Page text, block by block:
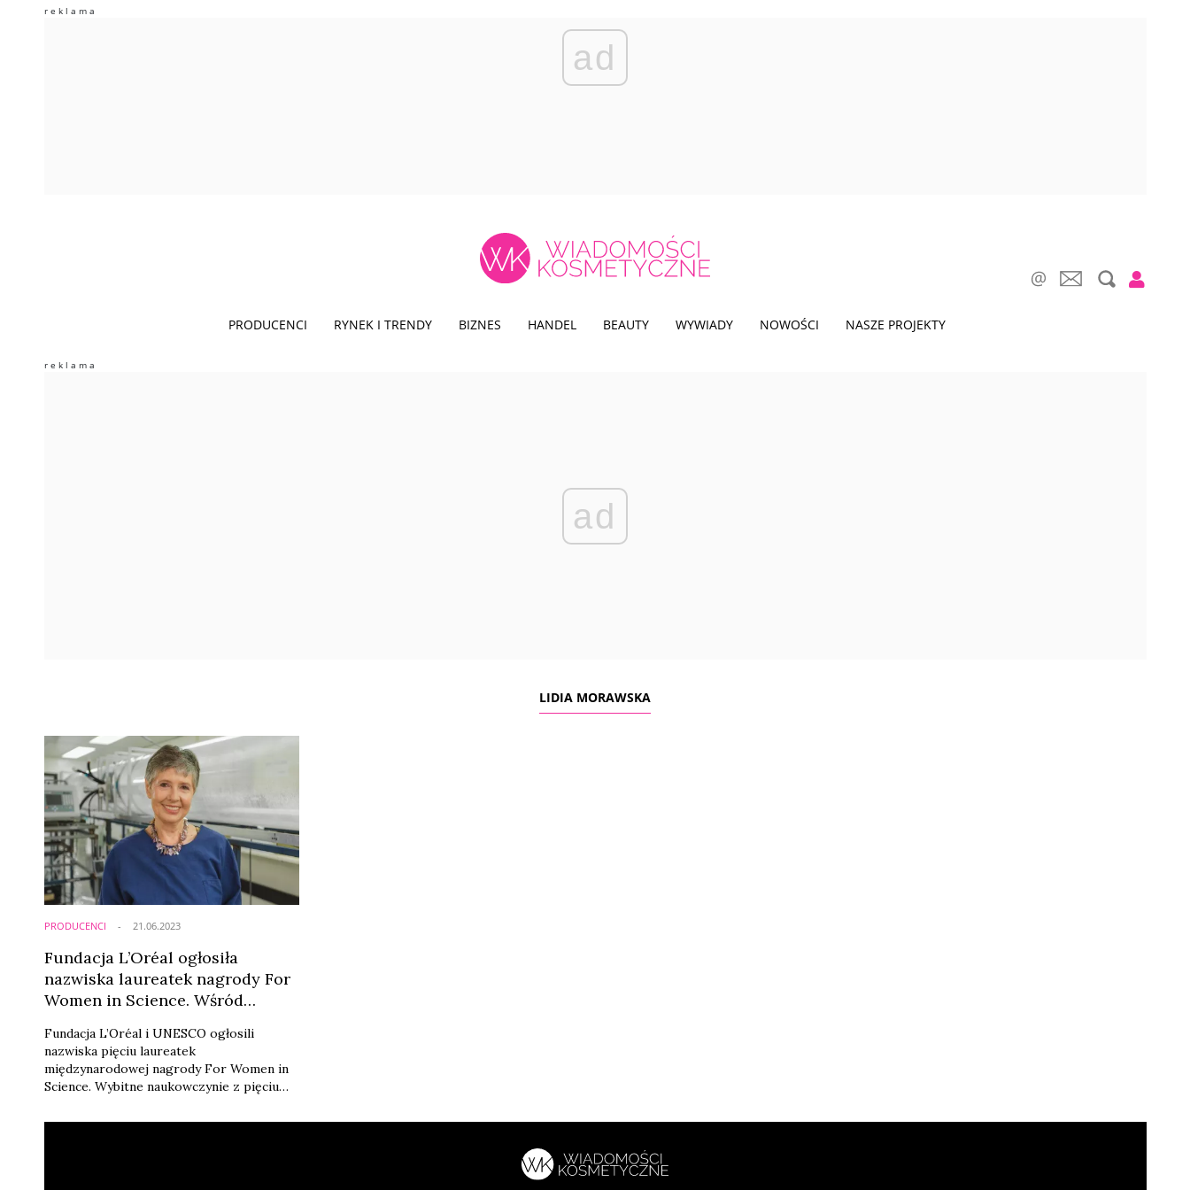
ad
PRODUCENCI RYNEK I TRENDY BIZNES HANDEL BEAUTY WYWIADY NOWOŚCI NASZE PROJEKTY
ad
LIDIA MORAWSKA
PRODUCENCI
Fundacja L’Oréal ogłosiła
nazwiska laureatek nagrody For
Women in Science. Wśród
Polka
Fundacja L’Oréal i UNESCO ogłosili
nazwiska pięciu laureatek
międzynarodowej nagrody For Women in
Science. Wybitne naukowczynie z pięciu
wyjątkowy wkład w rozwój badań w
21.06.2023